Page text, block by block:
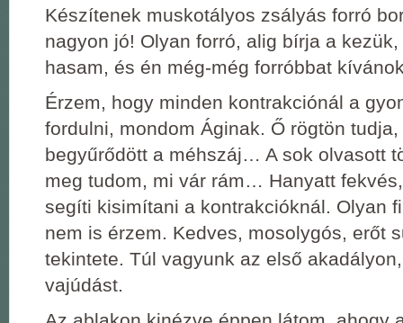
Készítenek muskotályos zsályás forró
nagyon jó! Olyan forró, alig bírja a
hasam, és én még-még forróbbat
Érzem, hogy minden kontrakciónál a
fordulni, mondom Áginak. Ő rögtön
begyűrődött a méhszáj… A sok olvasott
meg tudom, mi vár rám… Hanyatt
segíti kisimítani a kontrakcióknál. Olyan
nem is érzem. Kedves, mosolygós, erőt
tekintete. Túl vagyunk az első
vajúdást.